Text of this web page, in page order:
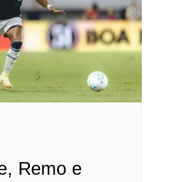
Remo e